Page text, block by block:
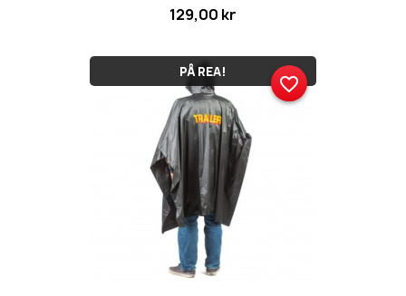
129,00 kr
PÅ REA!
favorite_border